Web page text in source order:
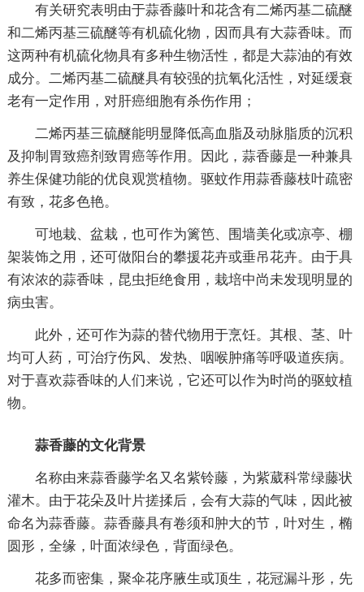
有关研究表明由于蒜香藤叶和花含有二烯丙基二硫醚
和二烯丙基三硫醚等有机硫化物，因而具有大蒜香味。而
这两种有机硫化物具有多种生物活性，都是大蒜油的有效
成分。二烯丙基二硫醚具有较强的抗氧化活性，对延缓衰
老有一定作用，对肝癌细胞有杀伤作用；
二烯丙基三硫醚能明显降低高血脂及动脉脂质的沉积
及抑制胃致癌剂致胃癌等作用。因此，蒜香藤是一种兼具
养生保健功能的优良观赏植物。驱蚊作用蒜香藤枝叶疏密
有致，花多色艳。
可地栽、盆栽，也可作为篱笆、围墙美化或凉亭、棚
架装饰之用，还可做阳台的攀援花卉或垂吊花卉。由于具
有浓浓的蒜香味，昆虫拒绝食用，栽培中尚未发现明显的
病虫害。
此外，还可作为蒜的替代物用于烹饪。其根、茎、叶
均可人药，可治疗伤风、发热、咽喉肿痛等呼吸道疾病。
对于喜欢蒜香味的人们来说，它还可以作为时尚的驱蚊植
物。
蒜香藤的文化背景
名称由来蒜香藤学名又名紫铃藤，为紫葳科常绿藤状
灌木。由于花朵及叶片搓揉后，会有大蒜的气味，因此被
命名为蒜香藤。蒜香藤具有卷须和肿大的节，叶对生，椭
圆形，全缘，叶面浓绿色，背面绿色。
花多而密集，聚伞花序腋生或顶生，花冠漏斗形，先